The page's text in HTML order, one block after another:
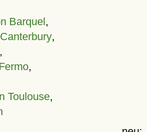
Barquel,
,
,
,
Toulouse,